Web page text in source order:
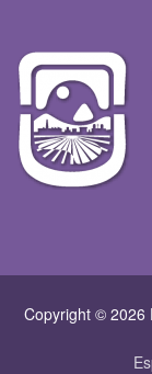
Copyright © 2026